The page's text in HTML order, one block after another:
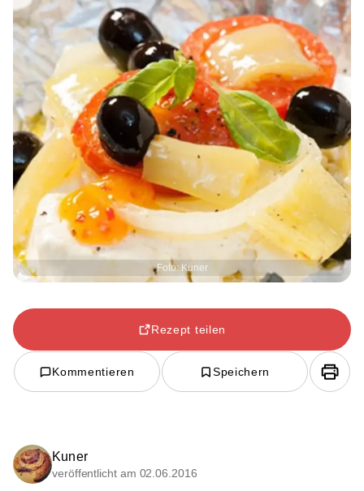
Foto: Kuner
Rezept teilen
Kommentieren Speichern
Kuner
veröffentlicht am 02.06.2016